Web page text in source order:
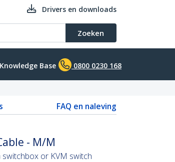
Drivers en downloads
Zoeken
Knowledge Base 0800 0230 168
FAQ en naleving
- M/M
or KVM switch